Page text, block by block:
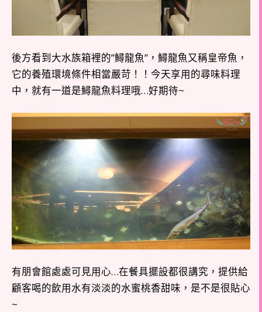
後方看到大水族箱裡的”鱘龍魚”，鱘龍魚又稱皇帝魚，
它的養殖環境條件相當嚴苛！！今天享用的尋味料理
中，就有一道是鱘龍魚料理哦…好期待~
有朋會館處處可見用心…在餐具擺設都很講究，提供給
顧客喝的飲用水有淡淡的水蜜桃香甜味，是不是很貼心
~